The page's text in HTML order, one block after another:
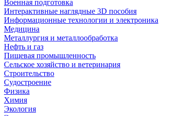
Военная подготовка
Интерактивные наглядные 3D пособия
Информационные технологии и электроника
Медицина
Металлургия и металлообработка
Нефть и газ
Пищевая промышленность
Сельское хозяйство и ветеринария
Строительство
Судостроение
Физика
Химия
Экология